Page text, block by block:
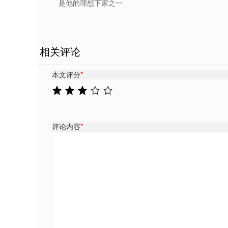
是他的理想下家之一
相关评论
本文评分*
评论内容*